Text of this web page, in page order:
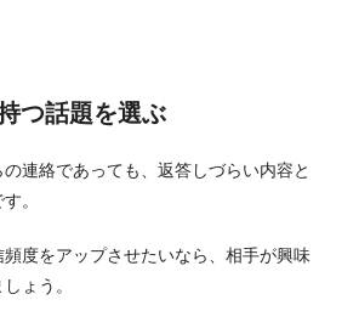
つ話題を選ぶ
連絡であっても、返答しづらい内容と
。
頻度をアップさせたいなら、相手が興味
ょう。